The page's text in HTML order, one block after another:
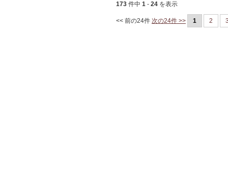
173 件中 1 - 24 を表示
<< 前の24件 次の24件 >> 1 2